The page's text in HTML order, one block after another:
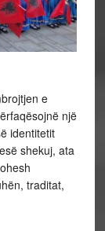
e
një
identitetit
shekuj, ata
traditat,